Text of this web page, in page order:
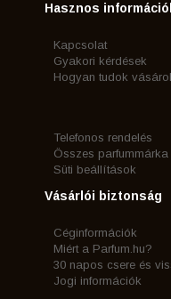
Hasznos
Kapcsolat
Gyakori kérdések
Hogyan tudok
Telefonos rendelés
Összes parfummárka
Süti beállítások
Vásárlói biztonság
Céginformációk
Miért a Parfum.hu?
30 napos csere és
Jogi információk